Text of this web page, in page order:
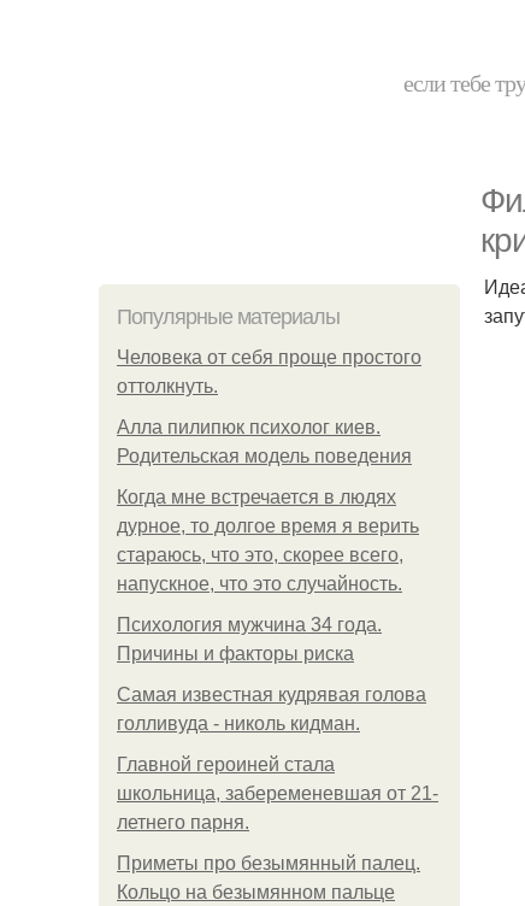
если тебе
Популярные материалы
Человека от себя проще простого
оттолкнуть.
Алла пилипюк психолог киев.
Родительская модель поведения
Когда мне встречается в людях
дурное, то долгое время я верить
стараюсь, что это, скорее всего,
напускное, что это случайность.
Психология мужчина 34 года.
Причины и факторы риска
Самая известная кудрявая голова
голливуда - николь кидман.
Главной героиней стала
школьница, забеременевшая от 21-
летнего парня.
Приметы про безымянный палец.
Кольцо на безымянном пальце